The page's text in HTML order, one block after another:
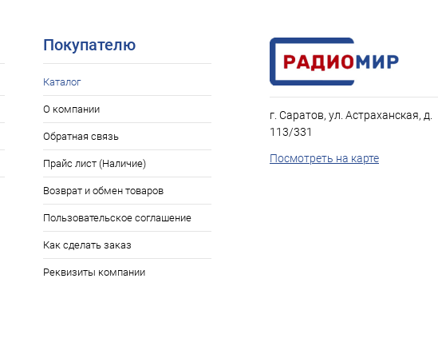
Покупателю
Каталог
О компании
Обратная связь
Прайс лист (Наличие)
Возврат и обмен товаров
Пользовательское соглашение
Как сделать заказ
Реквизиты компании
г. Саратов, ул. Астраханская, д.
113/331
Посмотреть на карте